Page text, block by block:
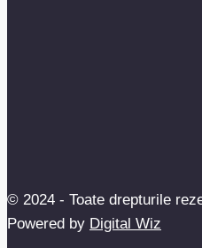
© 2024 - Toate drepturile
Powered by Digital Wiz